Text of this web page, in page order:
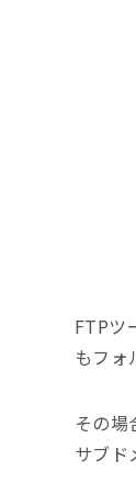
FTPツ
もフォ
その
サブド